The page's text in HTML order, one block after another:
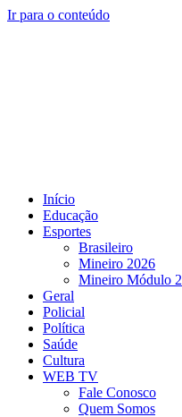
Ir para o conteúdo
Início
Educação
Esportes
Brasileiro
Mineiro 2026
Mineiro Módulo 2
Geral
Policial
Política
Saúde
Cultura
WEB TV
Fale Conosco
Quem Somos